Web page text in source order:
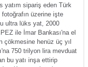
yatım sipariş eden Türk
üzerine işte
ultra lüks yat, 2000
ile İmar Bankası'na el
çökmesine henüz üç yıl
750 trilyon lira mevduat
bu yatı inşa ettirip